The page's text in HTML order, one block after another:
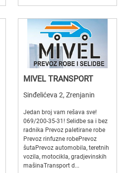
MIVEL TRANSPORT
Sinđelićeva 2, Zrenjanin
Jedan broj vam rešava sve!
069/200-35-31! Selidbe sa i bez
radnika Prevoz paletirane robe
Prevoz rinfuzne robePrevoz
šutaPrevoz automobila, teretnih
vozila, motocikla, gradjevinskih
mašinaTransport d...